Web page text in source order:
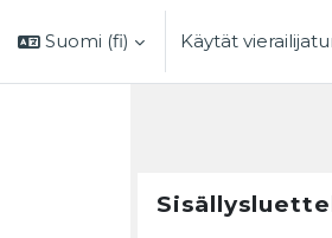
HAKUSYÖTTÖÄ
Suomi ‎(fi)‎ Käytät
Lohkot